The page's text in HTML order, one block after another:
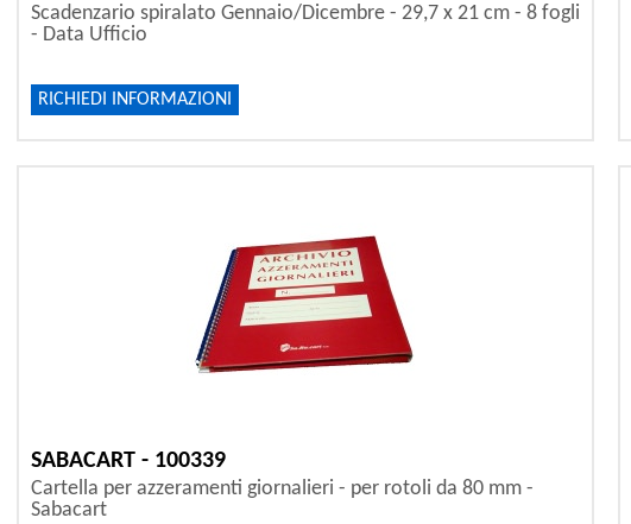
Scadenzario spiralato Gennaio/Dicembre - 29,7 x 21 cm - 8 fogli
- Data Ufficio
RICHIEDI INFORMAZIONI
SABACART - 100339
Cartella per azzeramenti giornalieri - per rotoli da 80 mm -
Sabacart